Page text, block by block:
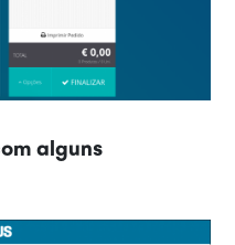
alguns